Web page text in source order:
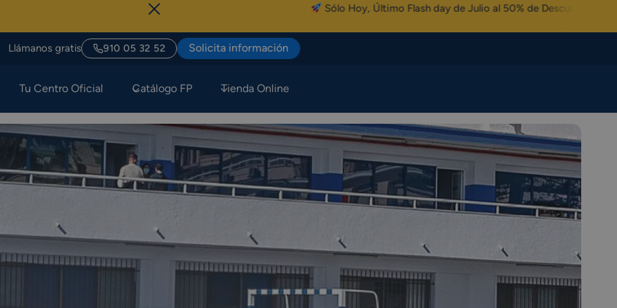
Sólo Hoy, Último Flash day de Julio al 50% de Descuento
Llámanos gratis 910 05 32 52 Solicita información
Tu Centro Oficial Catálogo FP Tienda Online